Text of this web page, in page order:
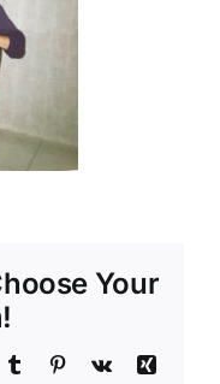
Your
Tumblr Pinterest
Vk
Xing